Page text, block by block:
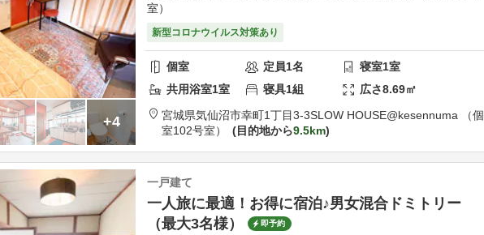
+4
室）
新型コロナウイルス対策あり
個室 定員1名 寝室1室
共用浴室1室 寝具1組 広さ8.69㎡
宮城県気仙沼市幸町1丁目3-3SLOW HOUSE@kesennuma （個
室102号室）
目的地から9.5km
一戸建て
一人旅に最適！お得に宿泊♪男女混合ドミトリー
（最大3名様）
即予約